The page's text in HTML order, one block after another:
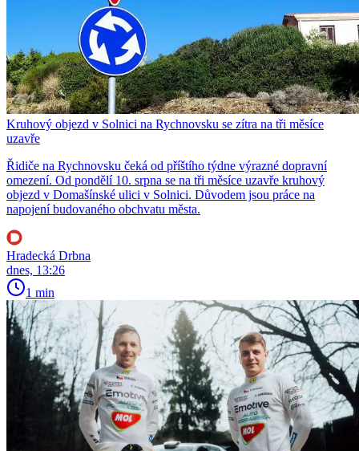
Kruhový objezd v Solnici na Rychnovsku se zítra na tři měsíce
uzavře
Řidiče na Rychnovsku čeká od příštího týdne výrazné dopravní
omezení. Od pondělí 10. srpna se na tři měsíce uzavře kruhový
objezd v Domašínské ulici v Solnici. Důvodem jsou práce na
napojení budovaného obchvatu města.
Hradecká Drbna
dnes, 13:26
1 min